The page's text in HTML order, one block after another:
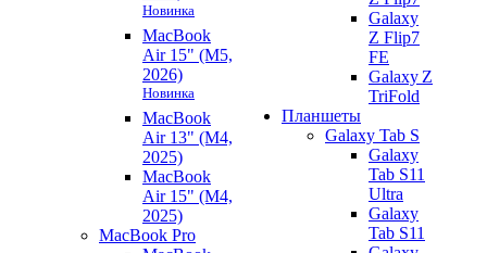
Новинка
MacBook
Air 15" (M5,
2026)
Новинка
MacBook
Air 13" (M4,
2025)
MacBook
Air 15" (M4,
2025)
MacBook Pro
Galaxy
Z Flip7
FE
Galaxy Z
TriFold
Планшеты
Galaxy Tab S
Galaxy
Tab S11
Ultra
Galaxy
Tab S11